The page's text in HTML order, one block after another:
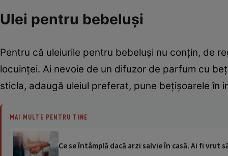
Ulei pentru bebeluși
Pentru că uleiurile pentru bebeluși nu conțin, de
locuinței. Ai nevoie de un difuzor de parfum cu
sticla, adaugă uleiul preferat, pune bețișoarele în
MAI MULTE PENTRU TINE
Ce se întâmplă dacă arzi salvie în casă. Ai fi vrut